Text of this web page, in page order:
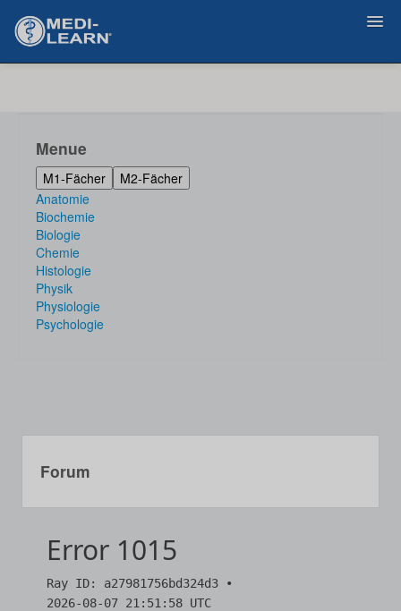
Menue
M1-Fächer
M2-Fächer
Anatomie
Biochemie
Biologie
Chemie
Histologie
Physik
Physiologie
Psychologie
Forum